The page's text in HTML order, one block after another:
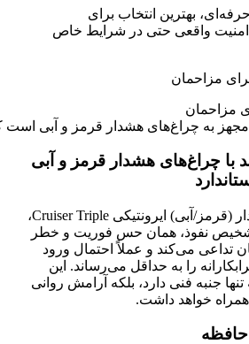
بهترین انتخاب برای
امنیت واقعی حتی در شرایط خاص
مزاحمان
با چراغ‌های هشدار قرمز و آبی
چراغ‌های دو رنگ هشدار (قرمز/آبی) ایرونتیکی Cruiser Triple،
نفوذ، همان حس فوریت و خطر
تداعی می‌کند و عملاً احتمال ورود
را به حداقل می‌رساند. این
جنبه فنی دارد، بلکه آرامش روانی
خواهد داشت.